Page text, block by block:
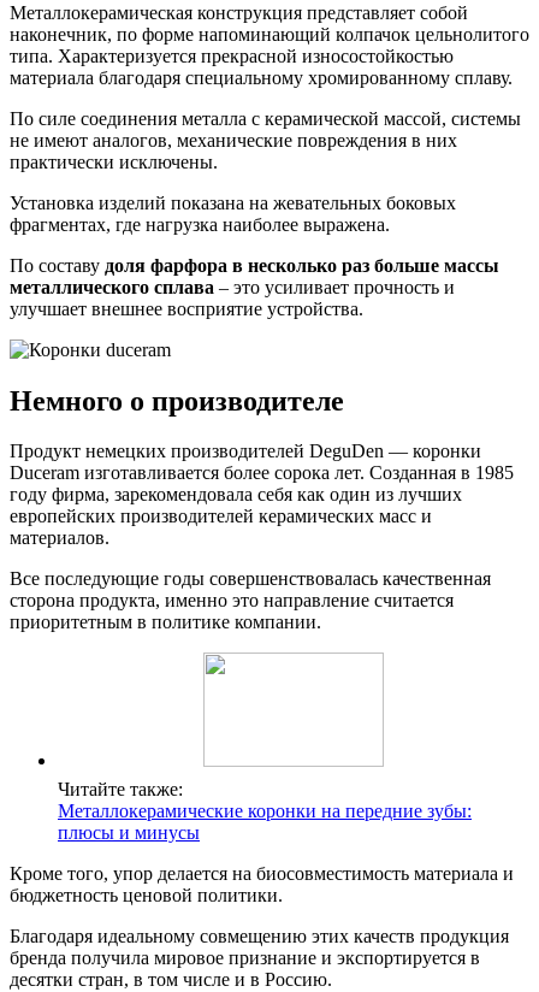
Металлокерамическая конструкция представляет собой
наконечник, по форме напоминающий колпачок цельнолитого
типа. Характеризуется прекрасной износостойкостью
материала благодаря специальному хромированному сплаву.
По силе соединения металла с керамической массой, системы
не имеют аналогов, механические повреждения в них
практически исключены.
Установка изделий показана на жевательных боковых
фрагментах, где нагрузка наиболее выражена.
По составу доля фарфора в несколько раз больше массы
металлического сплава – это усиливает прочность и
улучшает внешнее восприятие устройства.
Немного о производителе
Продукт немецких производителей DeguDen — коронки
Duceram изготавливается более сорока лет. Созданная в 1985
году фирма, зарекомендовала себя как один из лучших
европейских производителей керамических масс и
материалов.
Все последующие годы совершенствовалась качественная
сторона продукта, именно это направление считается
приоритетным в политике компании.
Читайте также:
Металлокерамические коронки на передние зубы:
плюсы и минусы
Кроме того, упор делается на биосовместимость материала и
бюджетность ценовой политики.
Благодаря идеальному совмещению этих качеств продукция
бренда получила мировое признание и экспортируется в
десятки стран, в том числе и в Россию.